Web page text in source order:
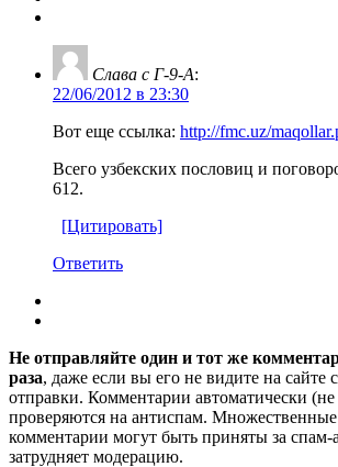
Слава с Г-9-А:
22/06/2012 в 23:30
Вот еще ссылка: http://fmc.uz/
Всего узбекских пословиц и
612.
[Цитировать]
Ответить
Не отправляйте один и тот же
раза, даже если вы его не видите на сайте
отправки. Комментарии автоматически
проверяются на антиспам.
комментарии могут быть приняты за спам-
затрудняет модерацию.